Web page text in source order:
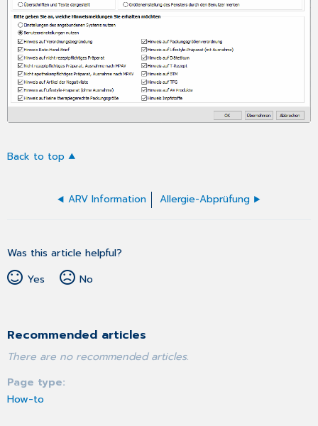
Back to top
ARV Information Allergie-Abprüfung
Was this article helpful?
Yes
No
Recommended articles
There are no recommended articles.
Page type
How-to